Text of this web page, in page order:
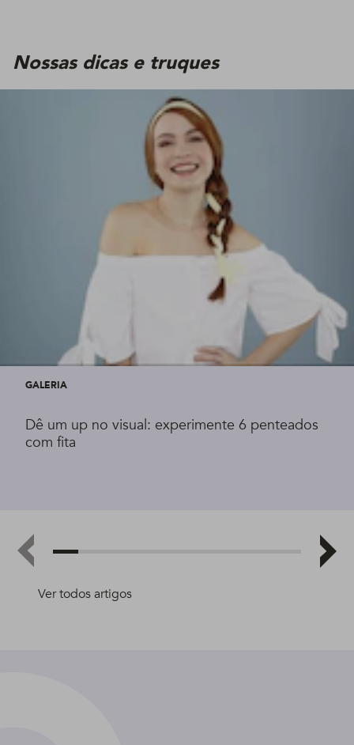
Nossas dicas e truques
Ver todos artigos
GALERIA
Dê um up no visual: experimente 6 penteados
com fita